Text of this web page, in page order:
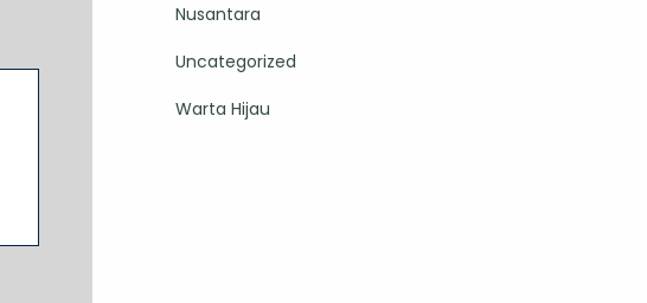
Nusantara
Uncategorized
Warta Hijau